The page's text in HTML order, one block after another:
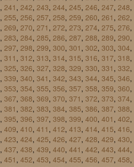
, 241 , 242, 243, 244, 245, 246, 247, 248,
, 255, 256, 257, 258, 259, 260, 261 , 262,
, 269, 270, 271 , 272, 273, 274, 275, 276,
, 283, 284, 285, 286, 287, 288, 289, 290,
, 297, 298, 299, 300, 301 , 302, 303, 304,
, 311 , 312, 313, 314, 315, 316, 317, 318,
, 325, 326, 327, 328, 329, 330, 331 , 332,
, 339, 340, 341 , 342, 343, 344, 345, 346,
, 353, 354, 355, 356, 357, 358, 359, 360,
, 367, 368, 369, 370, 371 , 372, 373, 374,
, 381 , 382, 383, 384, 385, 386, 387, 388,
, 395, 396, 397, 398, 399, 400, 401 , 402,
, 409, 410, 411 , 412, 413, 414, 415, 416,
, 423, 424, 425, 426, 427, 428, 429, 430,
, 437, 438, 439, 440, 441 , 442, 443, 444,
, 451 , 452, 453, 454, 455, 456, 457, 458,